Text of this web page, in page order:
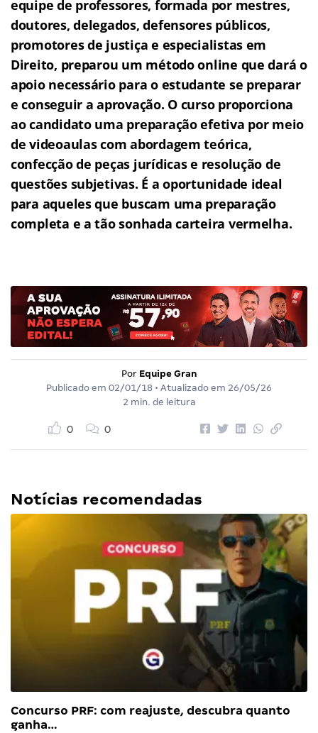
equipe de professores, formada por mestres,
doutores, delegados, defensores públicos,
promotores de justiça e especialistas em
Direito, preparou um método online que dará o
apoio necessário para o estudante se preparar
e conseguir a aprovação. O curso proporciona
ao candidato uma preparação efetiva por meio
de videoaulas com abordagem teórica,
confecção de peças jurídicas e resolução de
questões subjetivas. É a oportunidade ideal
para aqueles que buscam uma preparação
completa e a tão sonhada carteira vermelha.
Por Equipe Gran
Publicado em 02/01/18 • Atualizado em 26/05/26
2 min. de leitura
0 0
Notícias recomendadas
Concurso PRF: com reajuste, descubra quanto
ganha…